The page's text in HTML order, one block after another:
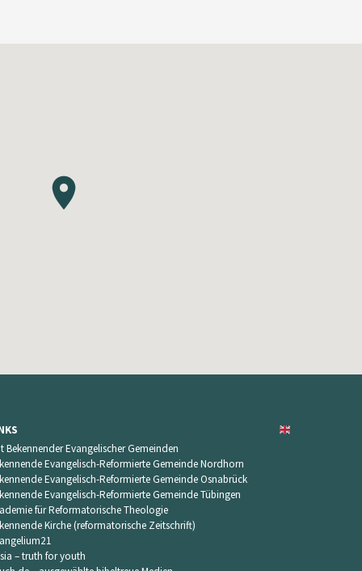
Bekennender Evangelischer Gemeinden
Evangelisch-Reformierte Gemeinde Nordhorn
Evangelisch-Reformierte Gemeinde Osnabrück
Evangelisch-Reformierte Gemeinde Tübingen
für Reformatorische Theologie
Kirche (reformatorische Zeitschrift)
– truth for youth